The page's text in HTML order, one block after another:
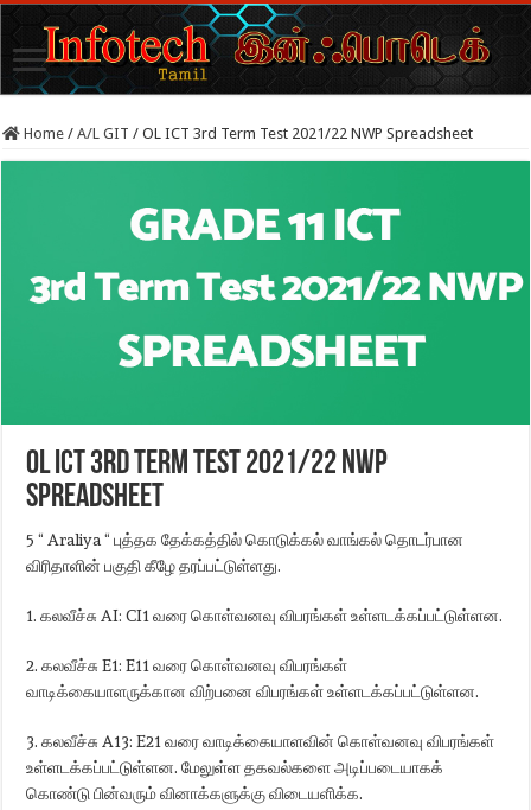
Home / A/L GIT / OL ICT 3rd Term Test 2021/22 NWP Spreadsheet
OL ICT 3rd Term Test 2021/22 NWP
Spreadsheet
5 “ Araliya “ புத்தக தேக்கத்தில் கொடுக்கல் வாங்கல் தொடர்பான
விரிதாளின் பகுதி கீழே தரப்பட்டுள்ளது.
1. கலவீச்சு AI: CI1 வரை கொள்வனவு விபரங்கள் உள்ளடக்கப்பட்டுள்ளன.
2. கலவீச்சு E1: E11 வரை கொள்வனவு விபரங்கள்
வாடிக்கையாளருக்கான விற்பனை விபரங்கள் உள்ளடக்கப்பட்டுள்ளன.
3. கலவீச்சு A13: E21 வரை வாடிக்கையாளவின் கொள்வனவு விபரங்கள்
உள்ளடக்கப்பட்டுள்ளன. மேலுள்ள தகவல்களை அடிப்படையாகக்
கொண்டு பின்வரும் வினாக்களுக்கு விடையளிக்க.